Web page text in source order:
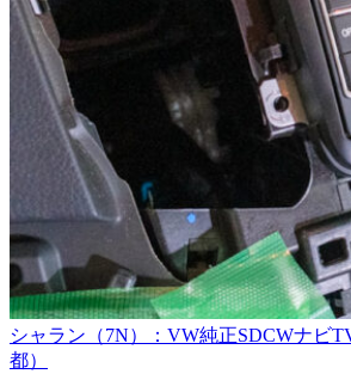
シャラン（7N）：VW純正SDCWナビ
都）